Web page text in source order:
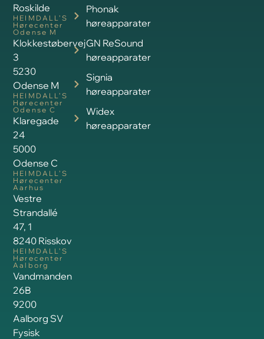
Roskilde
HEIMDALL’S
Hørecenter
Odense M
Klokkestøbervej
3
5230
Odense M
HEIMDALL’S
Hørecenter
Odense C
Klaregade
24
5000
Odense C
HEIMDALL’S
Hørecenter
Aarhus
Vestre
Strandallé
47, 1
8240 Risskov
HEIMDALL’S
Hørecenter
Aalborg
Vandmanden
26B
9200
Aalborg SV
Fysisk
Phonak
høreapparater
GN ReSound
høreapparater
Signia
høreapparater
Widex
høreapparater